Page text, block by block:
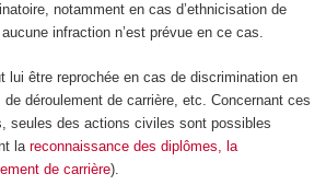
notamment en cas d’ethnicisation de
infraction n’est prévue en ce cas.
lui être reprochée en cas de discrimination en
déroulement de carrière, etc. Concernant ces
seules des actions civiles sont possibles
la reconnaissance des diplômes, la
de carrière).